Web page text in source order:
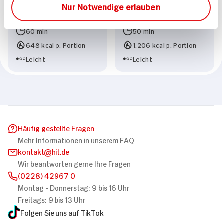
Nur Notwendige erlauben
Wassermelonen-
Gurken-Salat
60 min
648 kcal p. Portion
Leicht
Wassermelone und
Gemüse in Minzjoghurt
50 min
1.206 kcal p. Portion
Leicht
Häufig gestellte Fragen
Mehr Informationen in unserem FAQ
kontakt
hit.de
Wir beantworten gerne Ihre Fragen
(0228) 42967 0
Montag - Donnerstag: 9 bis 16 Uhr
Freitags: 9 bis 13 Uhr
Folgen Sie uns auf TikTok